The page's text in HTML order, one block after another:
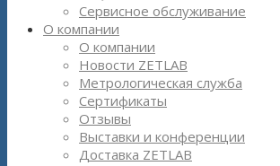
Сервисное обслуживание
О компании
О компании
Новости ZETLAB
Метрологическая служба
Сертификаты
Отзывы
Выставки и конференции
Доставка ZETLAB